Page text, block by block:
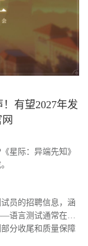
有望2027年发
星际：异端先知》
员的招聘信息，涵
语言测试通常在游
分收尾和质量保障